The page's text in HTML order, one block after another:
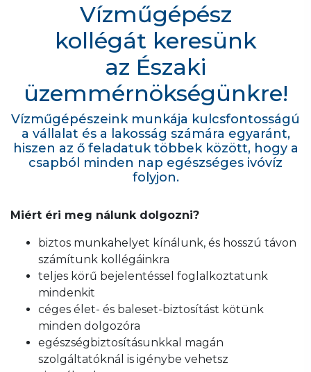
Vízműgépész
kollégát keresünk
az Északi
üzemmérnökségünkre!
Vízműgépészeink munkája kulcsfontosságú
a vállalat és a lakosság számára egyaránt,
hiszen az ő feladatuk többek között, hogy a
csapból minden nap egészséges ivóvíz
folyjon.
Miért éri meg nálunk dolgozni?
biztos munkahelyet kínálunk, és hosszú távon
számítunk kollégáinkra
teljes körű bejelentéssel foglalkoztatunk
mindenkit
céges élet- és baleset-biztosítást kötünk
minden dolgozóra
egészségbiztosításunkkal magán
szolgáltatóknál is igénybe vehetsz